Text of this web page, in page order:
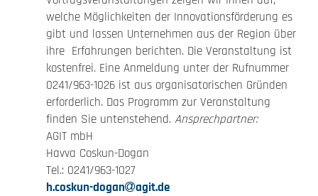
welche Möglichkeiten der Innovationsförderung es
gibt und lassen Unternehmen aus der Region über
ihre Erfahrungen berichten. Die Veranstaltung ist
kostenfrei. Eine Anmeldung unter der Rufnummer
0241/963-1026 ist aus organisatorischen Gründen
erforderlich. Das Programm zur Veranstaltung
finden Sie untenstehend. Ansprechpartner:
AGIT mbH
Havva Coskun-Dogan
Tel.: 0241/963-1027
h.coskun-dogan
agit.de